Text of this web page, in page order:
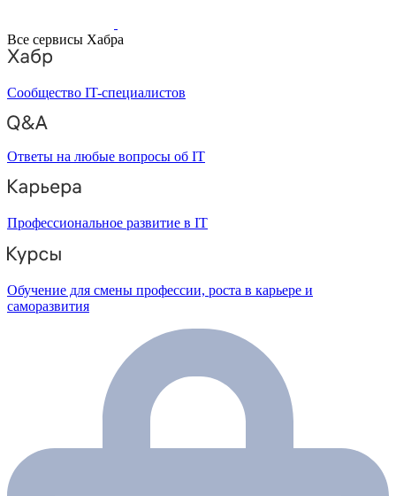
Все сервисы Хабра
Сообщество IT-специалистов
Ответы на любые вопросы об IT
Профессиональное развитие в IT
Обучение для смены профессии, роста в карьере и
саморазвития